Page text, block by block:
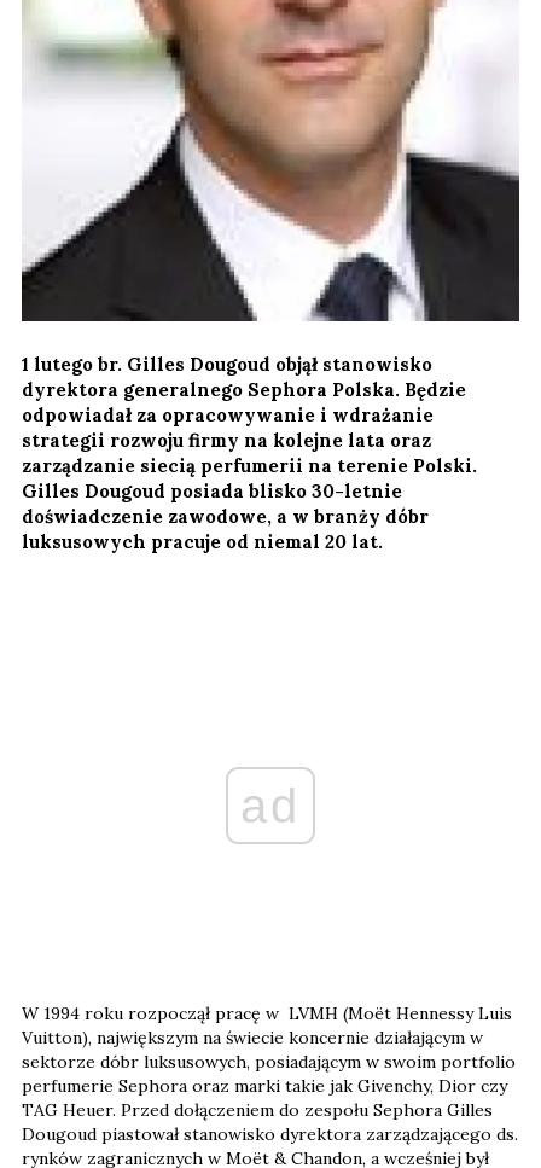
1 lutego br. Gilles Dougoud objął stanowisko
dyrektora generalnego Sephora Polska. Będzie
odpowiadał za opracowywanie i wdrażanie
strategii rozwoju firmy na kolejne lata oraz
zarządzanie siecią perfumerii na terenie Polski.
Gilles Dougoud posiada blisko 30-letnie
doświadczenie zawodowe, a w branży dóbr
luksusowych pracuje od niemal 20 lat.
ad
W 1994 roku rozpoczął pracę w LVMH (Moët Hennessy Luis
Vuitton), największym na świecie koncernie działającym w
sektorze dóbr luksusowych, posiadającym w swoim portfolio
perfumerie Sephora oraz marki takie jak Givenchy, Dior czy
TAG Heuer. Przed dołączeniem do zespołu Sephora Gilles
Dougoud piastował stanowisko dyrektora zarządzającego ds.
rynków zagranicznych w Moët & Chandon, a wcześniej był